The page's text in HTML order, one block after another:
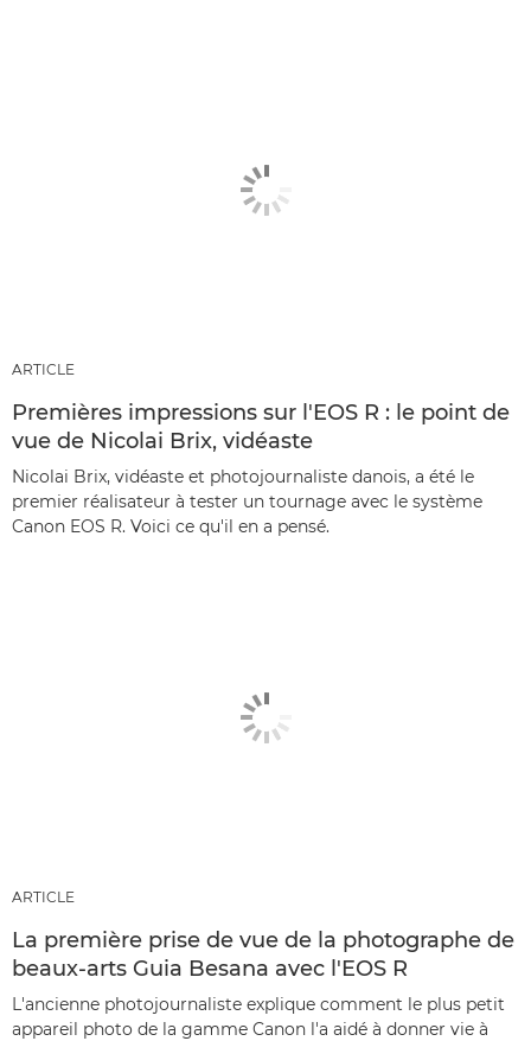
ARTICLE
Premières impressions sur l'EOS R : le point de
vue de Nicolai Brix, vidéaste
Nicolai Brix, vidéaste et photojournaliste danois, a été le
premier réalisateur à tester un tournage avec le système
Canon EOS R. Voici ce qu'il en a pensé.
ARTICLE
La première prise de vue de la photographe de
beaux-arts Guia Besana avec l'EOS R
L'ancienne photojournaliste explique comment le plus petit
appareil photo de la gamme Canon l'a aidé à donner vie à